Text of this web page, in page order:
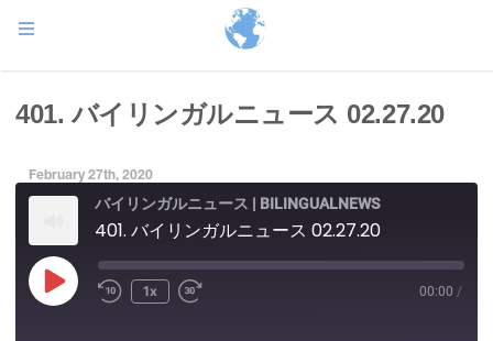
401. バイリンガルニュース 02.27.20
February 27th, 2020
バイリンガルニュース | BILINGUALNEWS
401. バイリンガルニュース 02.27.20
Play
Episode
1x 00:00 /